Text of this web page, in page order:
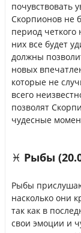
почувствовать
Скорпионов не
период
них все будет
должны
новых
которые не
всего
позволят
чудесные
♓ Рыбы
Рыбы
насколько они
так как в
свои эмоции и